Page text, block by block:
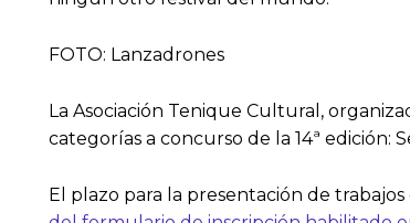
FOTO: Lanzadrones
La Asociación Tenique Cultural,
categorías a concurso de la 14ª edición:
El plazo para la presentación de